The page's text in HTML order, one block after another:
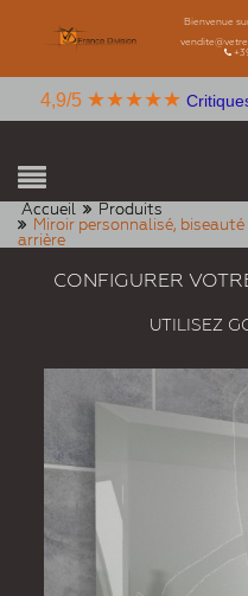
Bienvenue
4,9/5 ★★★★★
Accueil
Produits
Miroir personnalisé,
arrière
CONFIGURER
UTILISEZ